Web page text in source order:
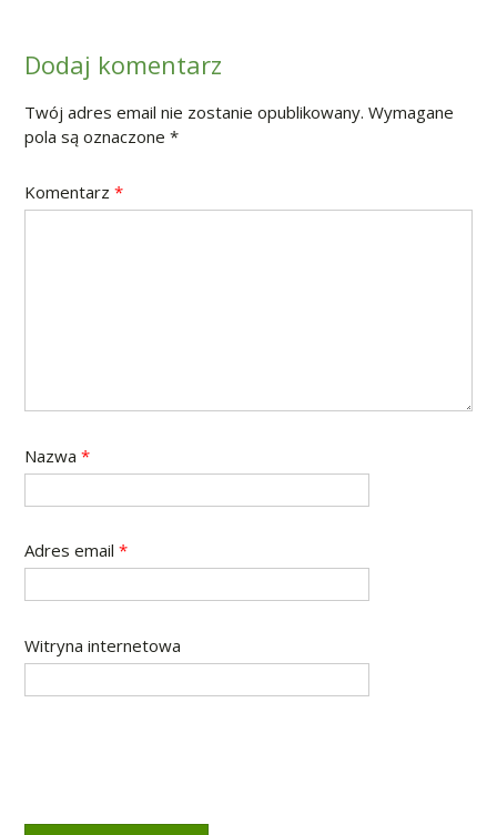
Dodaj komentarz
Twój adres email nie zostanie opublikowany. Wymagane
pola są oznaczone *
Komentarz *
Nazwa *
Adres email *
Witryna internetowa